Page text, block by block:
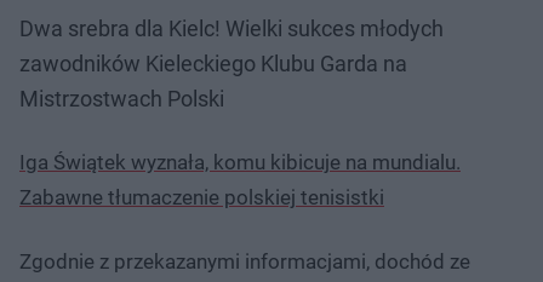
Dwa srebra dla Kielc! Wielki sukces młodych
zawodników Kieleckiego Klubu Garda na
Mistrzostwach Polski
Iga Świątek wyznała, komu kibicuje na mundialu.
Zabawne tłumaczenie polskiej tenisistki
Zgodnie z przekazanymi informacjami, dochód ze